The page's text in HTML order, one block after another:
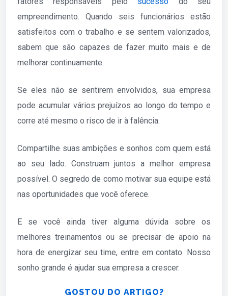
empreendimento. Quando seis funcionários estão
satisfeitos com o trabalho e se sentem valorizados,
sabem que são capazes de fazer muito mais e de
melhorar continuamente.
Se eles não se sentirem envolvidos, sua empresa
pode acumular vários prejuízos ao longo do tempo e
corre até mesmo o risco de ir à falência.
Compartilhe suas ambições e sonhos com quem está
ao seu lado. Construam juntos a melhor empresa
possível. O segredo de como motivar sua equipe está
nas oportunidades que você oferece.
E se você ainda tiver alguma dúvida sobre os
melhores treinamentos ou se precisar de apoio na
hora de energizar seu time, entre em contato. Nosso
sonho grande é ajudar sua empresa a crescer.
GOSTOU DO ARTIGO?